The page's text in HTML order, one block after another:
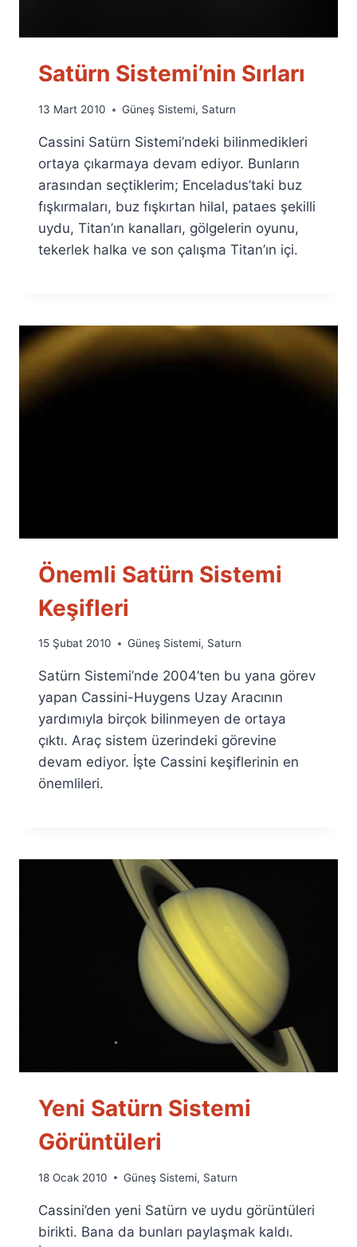
Satürn Sistemi’nin Sırları
By
Fuat
Özyar
13 Mart 2010 Güneş Sistemi, Saturn
Cassini Satürn Sistemi’ndeki bilinmedikleri
ortaya çıkarmaya devam ediyor. Bunların
arasından seçtiklerim; Enceladus’taki buz
fışkırmaları, buz fışkırtan hilal, pataes şekilli
uydu, Titan’ın kanalları, gölgelerin oyunu,
tekerlek halka ve son çalışma Titan’ın içi.
Önemli Satürn Sistemi
Keşifleri
By
Fuat
Özyar
15 Şubat 2010 Güneş Sistemi, Saturn
Satürn Sistemi’nde 2004’ten bu yana görev
yapan Cassini-Huygens Uzay Aracının
yardımıyla birçok bilinmeyen de ortaya
çıktı. Araç sistem üzerindeki görevine
devam ediyor. İşte Cassini keşiflerinin en
önemlileri.
Yeni Satürn Sistemi
Görüntüleri
By
Fuat
Özyar
18 Ocak 2010 Güneş Sistemi, Saturn
Cassini’den yeni Satürn ve uydu görüntüleri
birikti. Bana da bunları paylaşmak kaldı.